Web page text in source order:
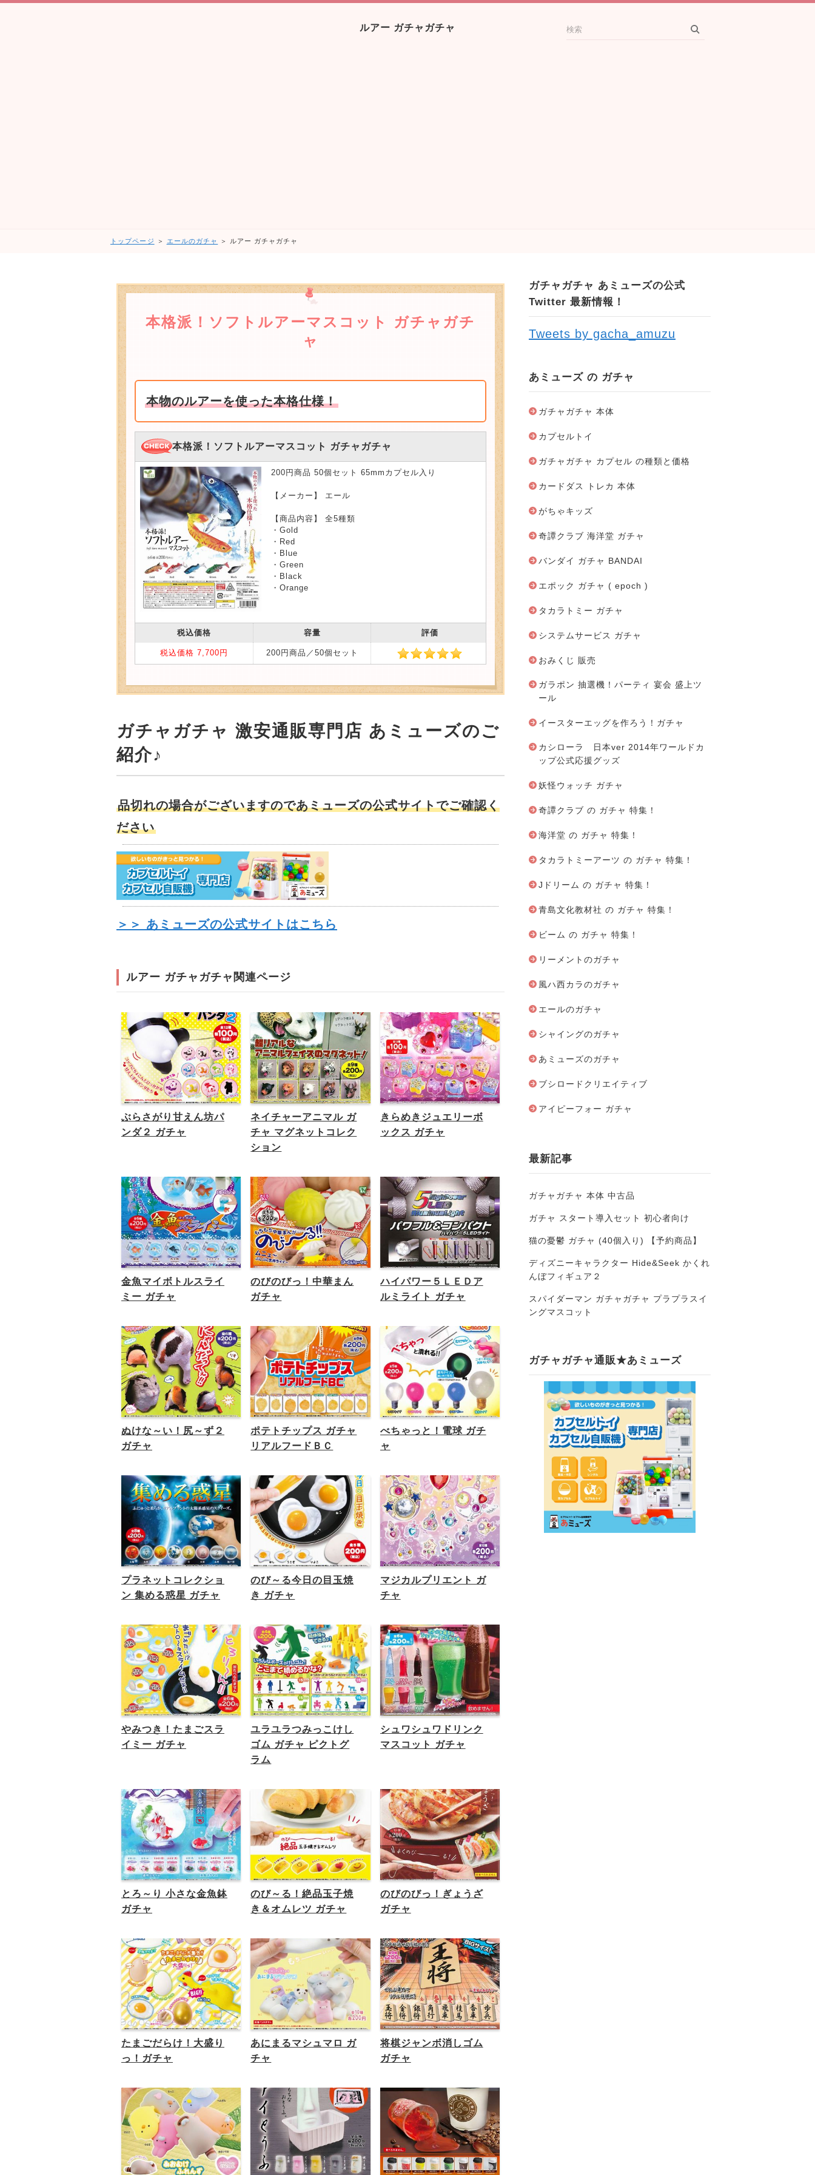
ルアー ガチャガチャ
トップページ ＞ エールのガチャ ＞ ルアー ガチャガチャ
本格派！ソフトルアーマスコット ガチャガチ
ャ
本物のルアーを使った本格仕様！
本格派！ソフトルアーマスコット ガチャガチャ
200円商品 50個セット 65mmカプセル入り
【メーカー】 エール
【商品内容】 全5種類
・Gold
・Red
・Blue
・Green
・Black
・Orange
税込価格 容量 評価
税込価格 7,700円 200円商品／50個セット
ガチャガチャ 激安通販専門店 あミューズのご
紹介♪
品切れの場合がございますのであミューズの公式サイトでご確認く
ださい
＞＞ あミューズの公式サイトはこちら
ルアー ガチャガチャ関連ページ
ぶらさがり甘えん坊パ
ンダ２ ガチャ
ネイチャーアニマル ガ
チャ マグネットコレク
ション
きらめきジュエリーボ
ックス ガチャ
金魚マイボトルスライ
ミー ガチャ
のびのびっ！中華まん
ガチャ
ハイパワー５ＬＥＤア
ルミライト ガチャ
ぬけな～い！尻～ず２
ガチャ
ポテトチップス ガチャ
リアルフードＢＣ
べちゃっと！電球 ガチ
ャ
プラネットコレクショ
ン 集める惑星 ガチャ
のび～る今日の目玉焼
き ガチャ
マジカルプリエント ガ
チャ
やみつき！たまごスラ
イミー ガチャ
ユラユラつみっこけし
ゴム ガチャ ピクトグ
ラム
シュワシュワドリンク
マスコット ガチャ
とろ～り 小さな金魚鉢
ガチャ
のび～る！絶品玉子焼
き＆オムレツ ガチャ
のびのびっ！ぎょうざ
ガチャ
たまごだらけ！大盛り
っ！ガチャ
あにまるマシュマロ ガ
チャ
将棋ジャンボ消しゴム
ガチャ
ガチャガチャ あミューズの公式
Twitter 最新情報！
Tweets by gacha_amuzu
あミューズ の ガチャ
ガチャガチャ 本体
カプセルトイ
ガチャガチャ カプセル の種類と価格
カードダス トレカ 本体
がちゃキッズ
奇譚クラブ 海洋堂 ガチャ
バンダイ ガチャ BANDAI
エポック ガチャ ( epoch )
タカラトミー ガチャ
システムサービス ガチャ
おみくじ 販売
ガラポン 抽選機！パーティ 宴会 盛上ツ
ール
イースターエッグを作ろう！ガチャ
カシローラ 日本ver 2014年ワールドカ
ップ公式応援グッズ
妖怪ウォッチ ガチャ
奇譚クラブ の ガチャ 特集！
海洋堂 の ガチャ 特集！
タカラトミーアーツ の ガチャ 特集！
Jドリーム の ガチャ 特集！
青島文化教材社 の ガチャ 特集！
ビーム の ガチャ 特集！
リーメントのガチャ
風ハ西カラのガチャ
エールのガチャ
シャイングのガチャ
あミューズのガチャ
ブシロードクリエイティブ
アイピーフォー ガチャ
最新記事
ガチャガチャ 本体 中古品
ガチャ スタート導入セット 初心者向け
猫の憂鬱 ガチャ (40個入り) 【予約商品】
ディズニーキャラクター Hide&Seek かくれ
んぼフィギュア２
スパイダーマン ガチャガチャ プラプラスイ
ングマスコット
ガチャガチャ通販★あミューズ